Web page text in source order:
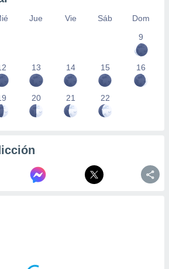
Jue Vie Sáb
Dom
9
13 14 15 16
20 21 22